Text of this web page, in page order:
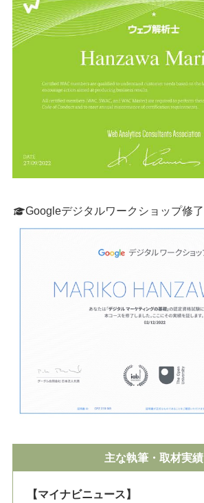
Googleデジタルワークショップ修了
主な執筆・取材実績
【マイナビニュース】